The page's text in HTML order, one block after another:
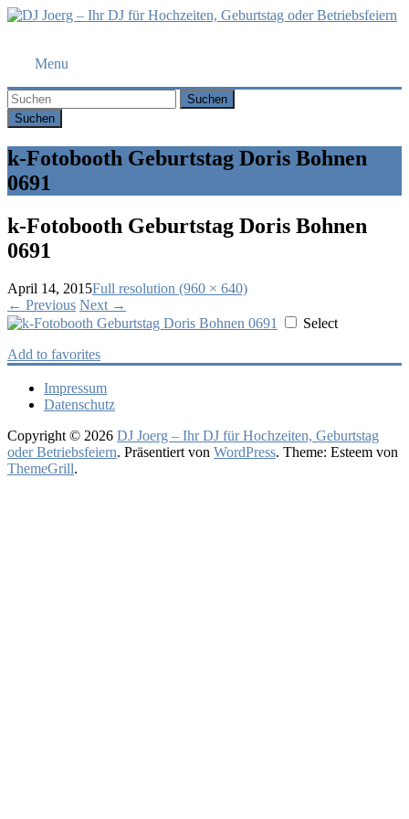
Joerg
–
Ihr
DJ
für
Hochzeiten,
Geburtstag
Betriebsfeiern
DJ
mit
über
10
Jahre
Erfahrung
Hochzeit,
Geburtstag
oder
Firmenfeier.
Menu
Suchen
k-Fotobooth Geburtstag Doris Bohnen
0691
k-Fotobooth Geburtstag Doris Bohnen
0691
April 14, 2015Full resolution (960 × 640)
← Previous Next →
Select
Add to favorites
Impressum
Datenschutz
Copyright © 2026 DJ Joerg – Ihr DJ für Hochzeiten, Geburtstag
oder Betriebsfeiern. Präsentiert von WordPress. Theme: Esteem von
ThemeGrill.